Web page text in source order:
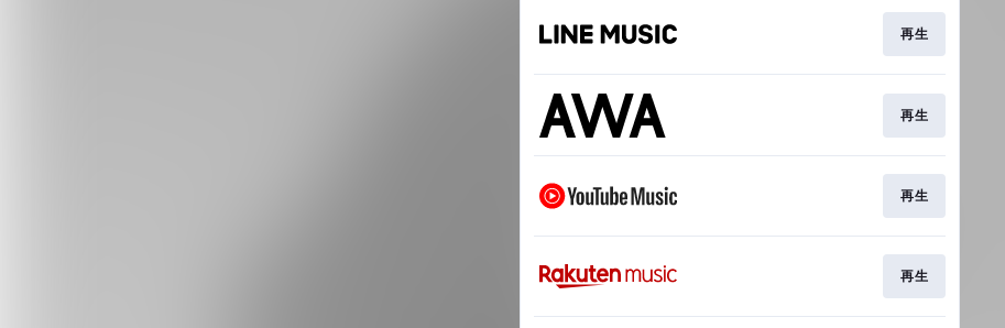
再生
再生
再生
再生